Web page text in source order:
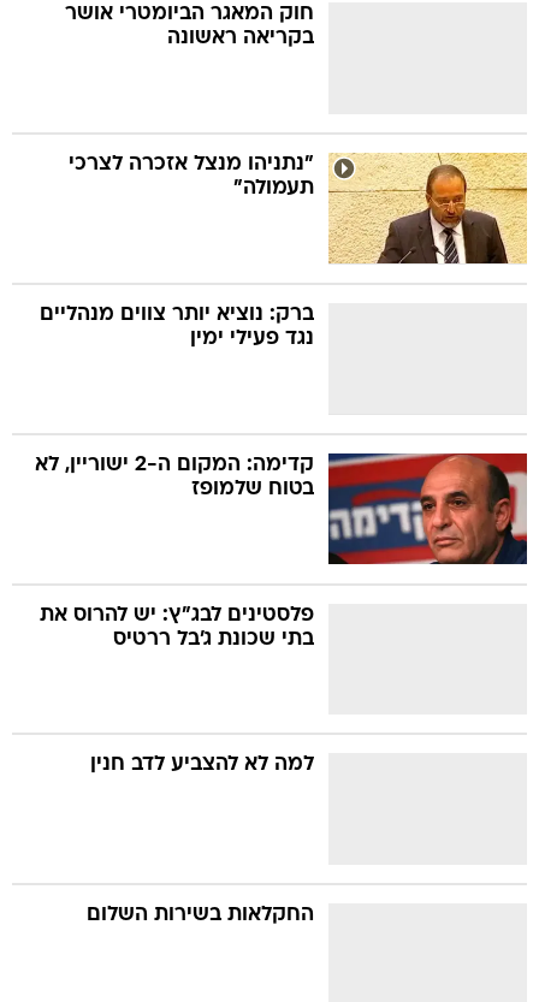
חוק המאגר הביומטרי אושר
בקריאה ראשונה
"נתניהו מנצל אזכרה לצרכי
תעמולה"
ברק: נוציא יותר צווים מנהליים
נגד פעילי ימין
קדימה: המקום ה-2 ישוריין, לא
בטוח שלמופז
פלסטינים לבג"ץ: יש להרוס את
בתי שכונת ג'בל ררטיס
למה לא להצביע לדב חנין
החקלאות בשירות השלום